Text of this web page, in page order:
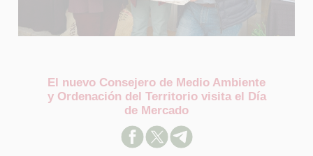
El nuevo Consejero de Medio Ambiente
y Ordenación del Territorio visita el Día
de Mercado